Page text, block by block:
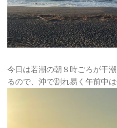
今日は若潮の朝８時ごろが干
るので、沖で割れ易く午前中